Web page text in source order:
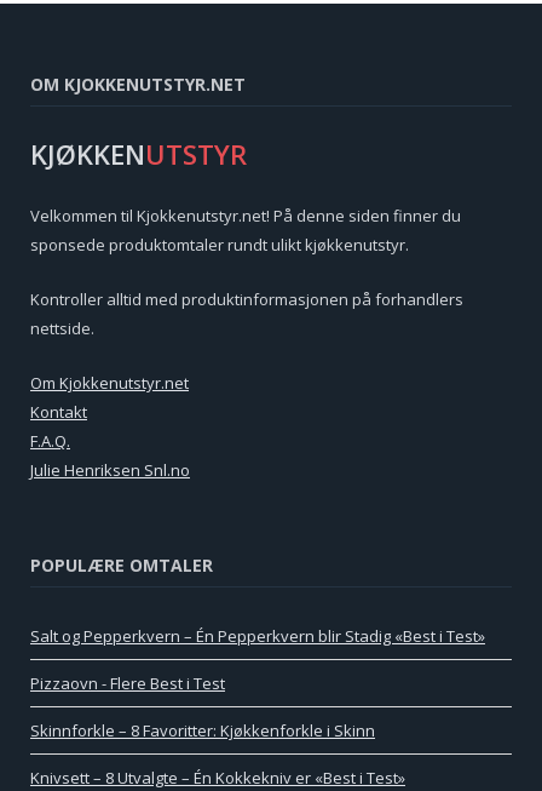
OM KJOKKENUTSTYR.NET
KJØKKENUTSTYR
Velkommen til Kjokkenutstyr.net! På denne siden finner du
sponsede produktomtaler rundt ulikt kjøkkenutstyr.
Kontroller alltid med produktinformasjonen på forhandlers
nettside.
Om Kjokkenutstyr.net
Kontakt
F.A.Q.
Julie Henriksen Snl.no
POPULÆRE OMTALER
Salt og Pepperkvern – Én Pepperkvern blir Stadig «Best i Test»
Pizzaovn - Flere Best i Test
Skinnforkle – 8 Favoritter: Kjøkkenforkle i Skinn
Knivsett – 8 Utvalgte – Én Kokkekniv er «Best i Test»